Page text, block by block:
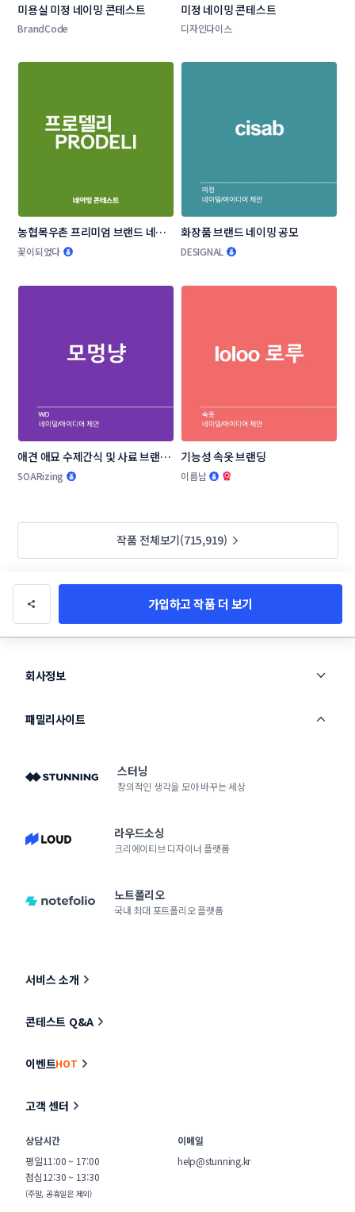
미용실 미정 네이밍 콘테스트
BrandCode
미정 네이밍 콘테스트
디자인다이스
농협목우촌 프리미엄 브랜드 네이
밍 공모
꽃이되었다
화장품 브랜드 네이밍 공모
DESIGNAL
애견 애묘 수제간식 및 사료 브랜드
작명부탁드립니다.
SOARizing
기능성 속옷 브랜딩
이름남
작품 전체보기(715,919)
가입하고 작품 더 보기
회사정보
패밀리사이트
스터닝
창의적인 생각을 모아 바꾸는 세상
라우드소싱
크리에이티브 디자이너 플랫폼
노트폴리오
국내 최대 포트폴리오 플랫폼
서비스 소개
콘테스트 Q&A
이벤트HOT
고객 센터
상담시간
평일11:00 ~ 17:00
점심12:30 ~ 13:30
(주말, 공휴일은 제외)
이메일
help@stunning.kr